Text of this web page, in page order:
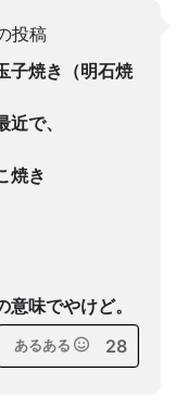
投稿
子焼き（明石焼
で、
焼き
味でやけど。
あるある 28